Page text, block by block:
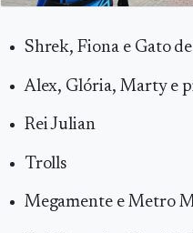
Shrek, Fiona e Gato
Alex, Glória, Marty e
Rei Julian
Trolls
Megamente e Metro